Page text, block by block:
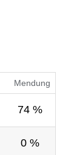
Mendung
74 %
0 %